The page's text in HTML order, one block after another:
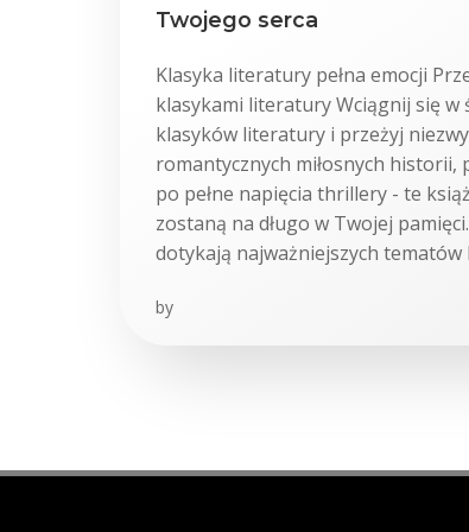
Twojego serca
Klasyka literatury pełna emocji
klasykami literatury Wciągnij się w
klasyków literatury i przeżyj
romantycznych miłosnych historii,
po pełne napięcia thrillery - te
zostaną na długo w Twojej
dotykają najważniejszych
by